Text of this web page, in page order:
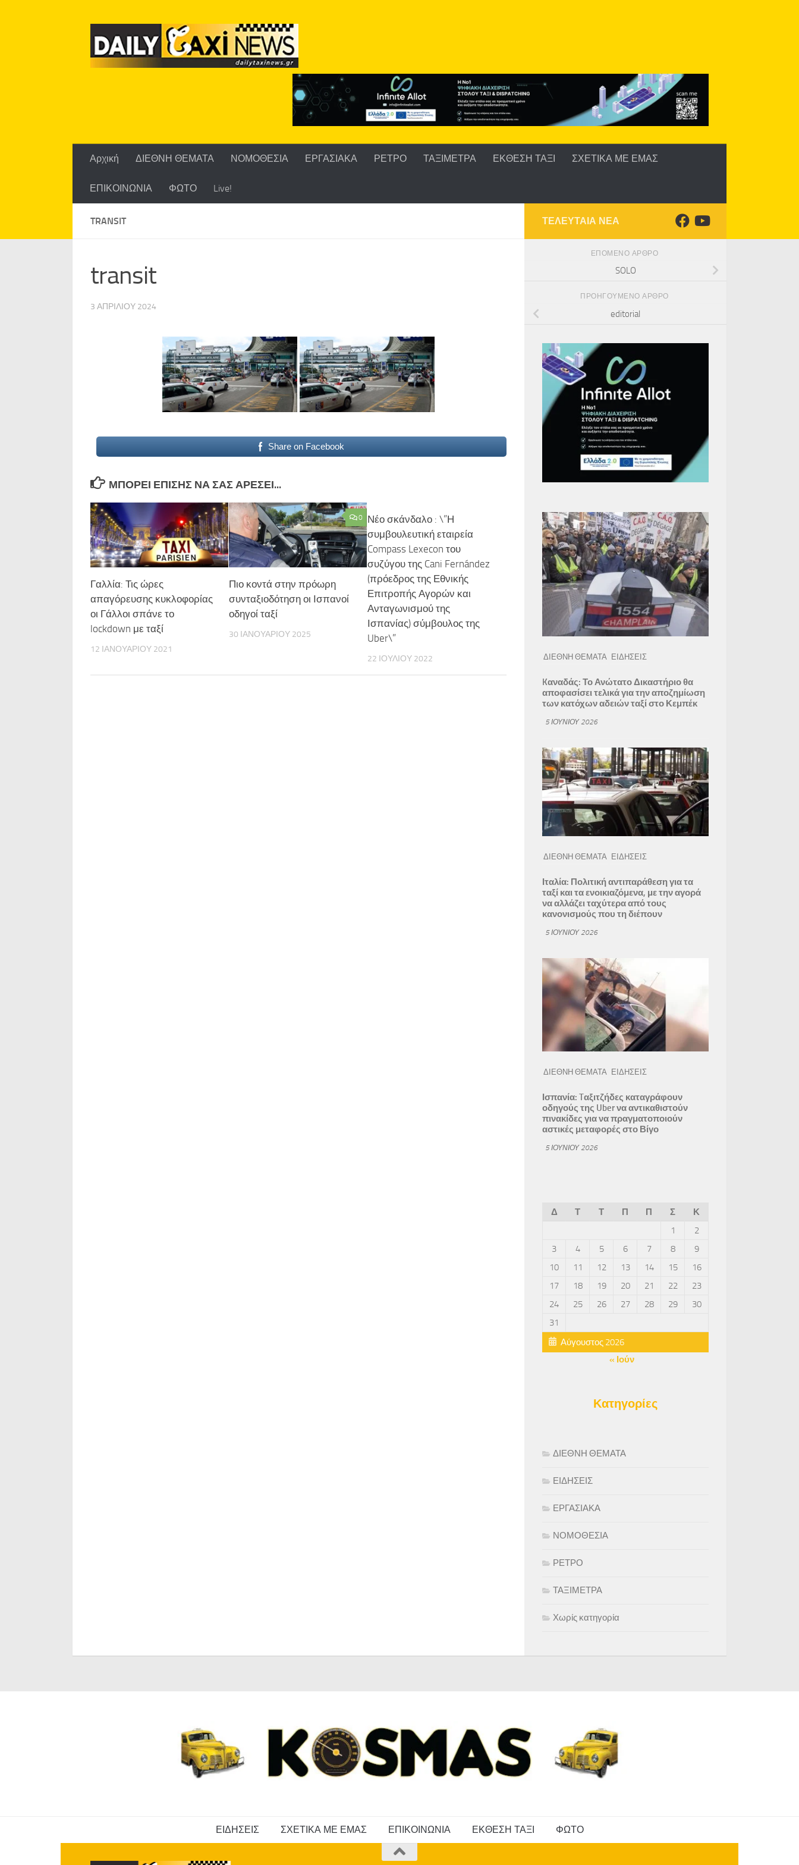
Αρχική ΔΙΕΘΝΗ ΘΕΜΑΤΑ ΝΟΜΟΘΕΣΙΑ ΕΡΓΑΣΙΑΚΑ ΡΕΤΡΟ ΤΑΞΙΜΕΤΡΑ ΕΚΘΕΣΗ ΤΑΞΙ ΣΧΕΤΙΚΑ ΜΕ ΕΜΑΣ
ΕΠΙΚΟΙΝΩΝΙΑ ΦΩΤΟ Live!
TRANSIT
transit
3 ΑΠΡΙΛΊΟΥ 2024
Share on Facebook
ΜΠΟΡΕΊ ΕΠΊΣΗΣ ΝΑ ΣΑΣ ΑΡΈΣΕΙ...
Γαλλία: Τις ώρες
απαγόρευσης κυκλοφορίας
οι Γάλλοι σπάνε το
lockdown με ταξί
12 ΙΑΝΟΥΑΡΊΟΥ 2021
0
Πιο κοντά στην πρόωρη
συνταξιοδότηση οι Ισπανοί
οδηγοί ταξί
30 ΙΑΝΟΥΑΡΊΟΥ 2025
Νέο σκάνδαλο : \”Η
συμβουλευτική εταιρεία
Compass Lexecon του
συζύγου της Cani Fernández
(πρόεδρος της Εθνικής
Επιτροπής Αγορών και
Ανταγωνισμού της
Ισπανίας) σύμβουλος της
Uber\”
22 ΙΟΥΛΊΟΥ 2022
ΤΕΛΕΥΤΑΙΑ ΝΕΑ
ΕΠΌΜΕΝΟ ΆΡΘΡΟ
SOLO
ΠΡΟΗΓΟΎΜΕΝΟ ΆΡΘΡΟ
editorial
ΔΙΕΘΝΗ ΘΕΜΑΤΑ ΕΙΔΗΣΕΙΣ
Kαναδάς: Το Ανώτατο Δικαστήριο θα
αποφασίσει τελικά για την αποζημίωση
των κατόχων αδειών ταξί στο Κεμπέκ
5 ΙΟΥΝΊΟΥ 2026
ΔΙΕΘΝΗ ΘΕΜΑΤΑ ΕΙΔΗΣΕΙΣ
Ιταλία: Πολιτική αντιπαράθεση για τα
ταξί και τα ενοικιαζόμενα, με την αγορά
να αλλάζει ταχύτερα από τους
κανονισμούς που τη διέπουν
5 ΙΟΥΝΊΟΥ 2026
ΔΙΕΘΝΗ ΘΕΜΑΤΑ ΕΙΔΗΣΕΙΣ
Ισπανία: Tαξιτζήδες καταγράφουν
οδηγούς της Uber να αντικαθιστούν
πινακίδες για να πραγματοποιούν
αστικές μεταφορές στο Βίγο
5 ΙΟΥΝΊΟΥ 2026
Αύγουστος 2026
Δ Τ Τ Π Π Σ
Κ
1
2
3
4 5 6 7 8
9
10
11 12 13 14 15
16
17
18 19 20 21 22
23
24
25 26 27 28 29
30
31
« Ιούν
Κατηγορίες
ΔΙΕΘΝΗ ΘΕΜΑΤΑ
ΕΙΔΗΣΕΙΣ
ΕΡΓΑΣΙΑΚΑ
ΝΟΜΟΘΕΣΙΑ
ΡΕΤΡΟ
ΤΑΞΙΜΕΤΡΑ
Χωρίς κατηγορία
ΕΙΔΗΣΕΙΣ ΣΧΕΤΙΚΑ ΜΕ ΕΜΑΣ ΕΠΙΚΟΙΝΩΝΙΑ ΕΚΘΕΣΗ ΤΑΞΙ ΦΩΤΟ